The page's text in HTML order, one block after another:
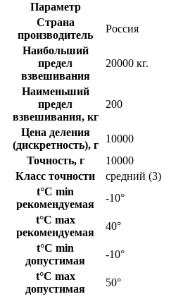
Параметр
Страна
производитель
Россия
Наибольший
предел
взвешивания
20000 кг.
Наименьший
предел
взвешивания, кг
200
Цена деления
(дискретность), г
10000
Точность, г
10000
Класс точности
средний (3)
t°C min
рекомендуемая
-10°
t°C max
рекомендуемая
40°
t°C min
допустимая
-10°
t°C max
допустимая
50°